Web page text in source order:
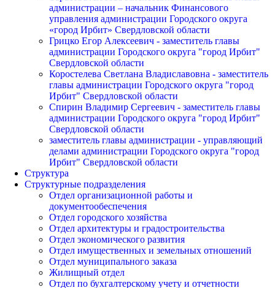
администрации – начальник Финансового
управления администрации Городского округа
«город Ирбит» Свердловской области
Грицко Егор Алексеевич - заместитель главы
администрации Городского округа "город Ирбит"
Свердловской области
Коростелева Светлана Владиславовна - заместитель
главы администрации Городского округа "город
Ирбит" Свердловской области
Спирин Владимир Сергеевич - заместитель главы
администрации Городского округа "город Ирбит"
Свердловской области
заместитель главы администрации - управляющий
делами администрации Городского округа "город
Ирбит" Свердловской области
Структура
Структурные подразделения
Отдел организационной работы и
документообеспечения
Отдел городского хозяйства
Отдел архитектуры и градостроительства
Отдел экономического развития
Отдел имущественных и земельных отношений
Отдел муниципального заказа
Жилищный отдел
Отдел по бухгалтерскому учету и отчетности